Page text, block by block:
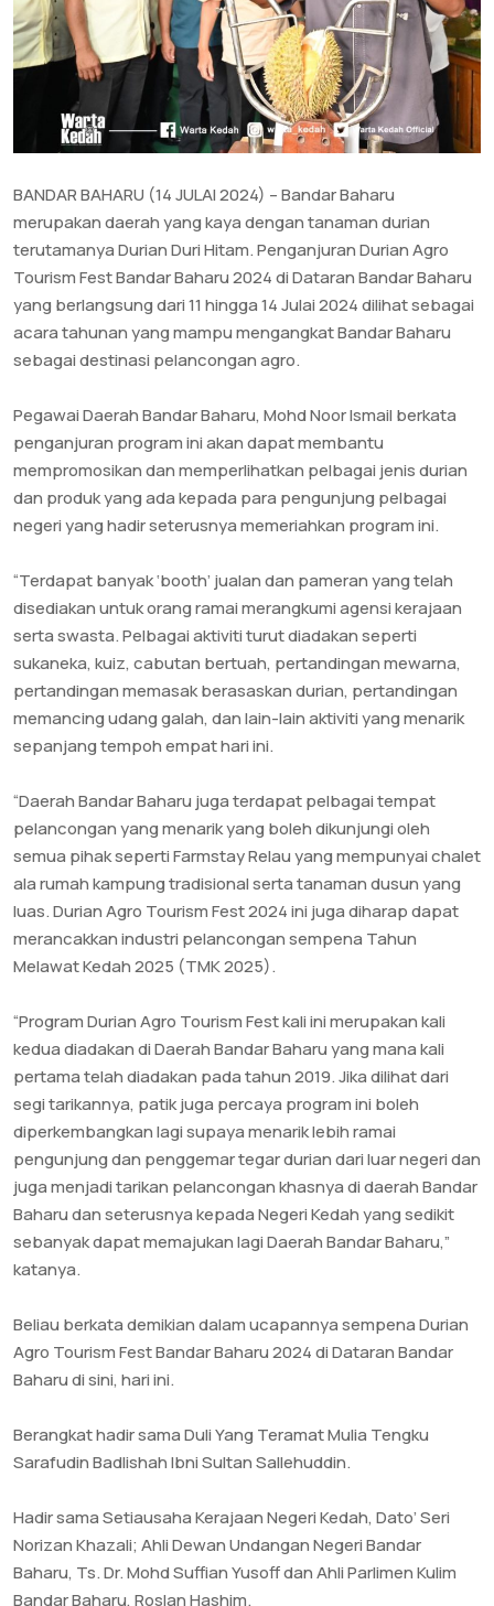
BANDAR BAHARU (14 JULAI 2024) – Bandar Baharu
merupakan daerah yang kaya dengan tanaman durian
terutamanya Durian Duri Hitam. Penganjuran Durian Agro
Tourism Fest Bandar Baharu 2024 di Dataran Bandar Baharu
yang berlangsung dari 11 hingga 14 Julai 2024 dilihat sebagai
acara tahunan yang mampu mengangkat Bandar Baharu
sebagai destinasi pelancongan agro.
Pegawai Daerah Bandar Baharu, Mohd Noor Ismail berkata
penganjuran program ini akan dapat membantu
mempromosikan dan memperlihatkan pelbagai jenis durian
dan produk yang ada kepada para pengunjung pelbagai
negeri yang hadir seterusnya memeriahkan program ini.
“Terdapat banyak ‘booth’ jualan dan pameran yang telah
disediakan untuk orang ramai merangkumi agensi kerajaan
serta swasta. Pelbagai aktiviti turut diadakan seperti
sukaneka, kuiz, cabutan bertuah, pertandingan mewarna,
pertandingan memasak berasaskan durian, pertandingan
memancing udang galah, dan lain-lain aktiviti yang menarik
sepanjang tempoh empat hari ini.
“Daerah Bandar Baharu juga terdapat pelbagai tempat
pelancongan yang menarik yang boleh dikunjungi oleh
semua pihak seperti Farmstay Relau yang mempunyai chalet
ala rumah kampung tradisional serta tanaman dusun yang
luas. Durian Agro Tourism Fest 2024 ini juga diharap dapat
merancakkan industri pelancongan sempena Tahun
Melawat Kedah 2025 (TMK 2025).
“Program Durian Agro Tourism Fest kali ini merupakan kali
kedua diadakan di Daerah Bandar Baharu yang mana kali
pertama telah diadakan pada tahun 2019. Jika dilihat dari
segi tarikannya, patik juga percaya program ini boleh
diperkembangkan lagi supaya menarik lebih ramai
pengunjung dan penggemar tegar durian dari luar negeri dan
juga menjadi tarikan pelancongan khasnya di daerah Bandar
Baharu dan seterusnya kepada Negeri Kedah yang sedikit
sebanyak dapat memajukan lagi Daerah Bandar Baharu,”
katanya.
Beliau berkata demikian dalam ucapannya sempena Durian
Agro Tourism Fest Bandar Baharu 2024 di Dataran Bandar
Baharu di sini, hari ini.
Berangkat hadir sama Duli Yang Teramat Mulia Tengku
Sarafudin Badlishah Ibni Sultan Sallehuddin.
Hadir sama Setiausaha Kerajaan Negeri Kedah, Dato’ Seri
Norizan Khazali; Ahli Dewan Undangan Negeri Bandar
Baharu, Ts. Dr. Mohd Suffian Yusoff dan Ahli Parlimen Kulim
Bandar Baharu, Roslan Hashim.